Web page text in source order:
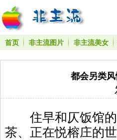
首页 非主流图片 非主流美女
都会另类
住早和仄饭馆的
茶、正在悦榕庄的